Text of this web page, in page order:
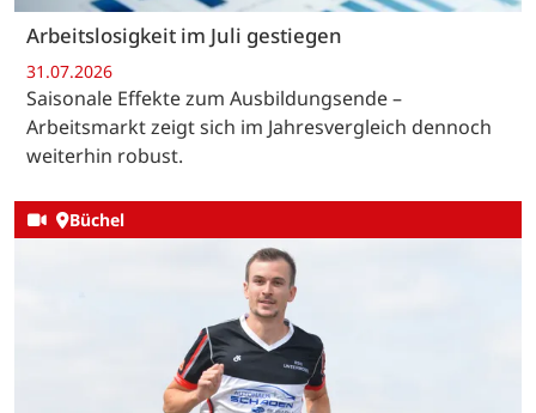
Arbeitslosigkeit im Juli gestiegen
31.07.2026
Saisonale Effekte zum Ausbildungsende –
Arbeitsmarkt zeigt sich im Jahresvergleich dennoch
weiterhin robust.
Büchel